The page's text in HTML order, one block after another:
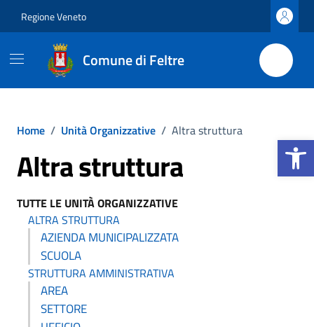
Apri la
Regione Veneto
Comune di Feltre
Home / Unità Organizzative / Altra struttura
Altra struttura
TUTTE LE UNITÀ ORGANIZZATIVE
ALTRA STRUTTURA
AZIENDA MUNICIPALIZZATA
SCUOLA
STRUTTURA AMMINISTRATIVA
AREA
SETTORE